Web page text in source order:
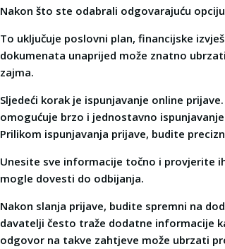
Nakon što ste odabrali odgovarajuću
To uključuje poslovni plan, financijske
dokumenata unaprijed može znatno
zajma.
Sljedeći korak je ispunjavanje online
omogućuje brzo i jednostavno
Prilikom ispunjavanja prijave, budite
Unesite sve informacije točno i provjerite
mogle dovesti do odbijanja.
Nakon slanja prijave, budite spremni na
davatelji često traže dodatne informacije
odgovor na takve zahtjeve može ubrzati